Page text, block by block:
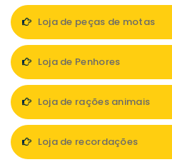
Loja de peças de motas
Loja de Penhores
Loja de rações animais
Loja de recordações